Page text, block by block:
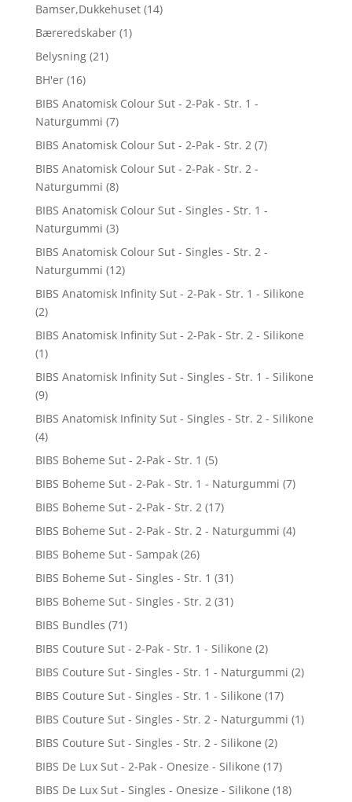
Bamser,Dukkehuset (14)
Bæreredskaber (1)
Belysning (21)
BH'er (16)
BIBS Anatomisk Colour Sut - 2-Pak - Str. 1 -
Naturgummi (7)
BIBS Anatomisk Colour Sut - 2-Pak - Str. 2 (7)
BIBS Anatomisk Colour Sut - 2-Pak - Str. 2 -
Naturgummi (8)
BIBS Anatomisk Colour Sut - Singles - Str. 1 -
Naturgummi (3)
BIBS Anatomisk Colour Sut - Singles - Str. 2 -
Naturgummi (12)
BIBS Anatomisk Infinity Sut - 2-Pak - Str. 1 - Silikone
(2)
BIBS Anatomisk Infinity Sut - 2-Pak - Str. 2 - Silikone
(1)
BIBS Anatomisk Infinity Sut - Singles - Str. 1 - Silikone
(9)
BIBS Anatomisk Infinity Sut - Singles - Str. 2 - Silikone
(4)
BIBS Boheme Sut - 2-Pak - Str. 1 (5)
BIBS Boheme Sut - 2-Pak - Str. 1 - Naturgummi (7)
BIBS Boheme Sut - 2-Pak - Str. 2 (17)
BIBS Boheme Sut - 2-Pak - Str. 2 - Naturgummi (4)
BIBS Boheme Sut - Sampak (26)
BIBS Boheme Sut - Singles - Str. 1 (31)
BIBS Boheme Sut - Singles - Str. 2 (31)
BIBS Bundles (71)
BIBS Couture Sut - 2-Pak - Str. 1 - Silikone (2)
BIBS Couture Sut - Singles - Str. 1 - Naturgummi (2)
BIBS Couture Sut - Singles - Str. 1 - Silikone (17)
BIBS Couture Sut - Singles - Str. 2 - Naturgummi (1)
BIBS Couture Sut - Singles - Str. 2 - Silikone (2)
BIBS De Lux Sut - 2-Pak - Onesize - Silikone (17)
BIBS De Lux Sut - Singles - Onesize - Silikone (18)